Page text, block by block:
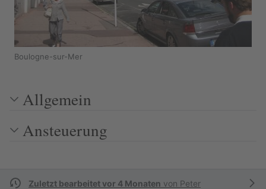
Boulogne-sur-Mer
Allgemein
Ansteuerung
Zuletzt bearbeitet vor 4 Monaten von Peter